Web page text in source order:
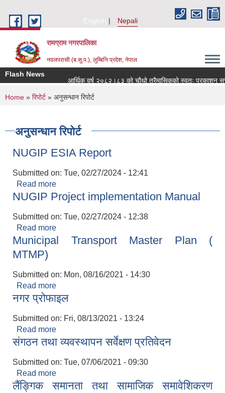
English
Nepali
रामग्राम नगरपालिका
नवलपरासी (ब.सु.प.), लुम्बिनि प्रदेश, नेपाल
Flash News
आर्थिक वर्ष २०८२।८३ को चौथो त्रैमासिकको स्वतः प्रकाशन
You are here
Home » रिपोर्ट » अनुसन्धान रिपोर्ट
अनुसन्धान रिपोर्ट
NUGIP ESIA Report
Submitted on: Tue, 02/27/2024 - 12:41
Read more
NUGIP Project implementation Manual
Submitted on: Tue, 02/27/2024 - 12:38
Read more
Municipal Transport Master Plan (
MTMP)
Submitted on: Mon, 08/16/2021 - 14:30
Read more
MTMP)
नगर प्रोफाइल
Submitted on: Fri, 08/13/2021 - 13:24
Read more
संगठन तथा व्यवस्थापन सर्वेक्षण प्रतिवेदन
Submitted on: Tue, 07/06/2021 - 09:30
Read more
लैंङ्गिक समानता तथा सामाजिक समावेशिकरण